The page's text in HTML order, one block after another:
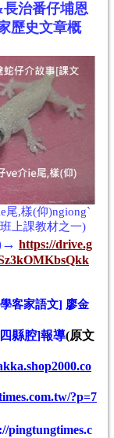
治番仔埔恩
歷史文章概
尾,樣(仰)ngiongˋ
上課教材之一)
→ https://drive.g
客家語文] 廖金
縣腔]報導(原文
?p=7
pingtungtimes.c